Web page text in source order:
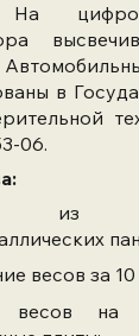
На
в
06.
из
весов за
весов на